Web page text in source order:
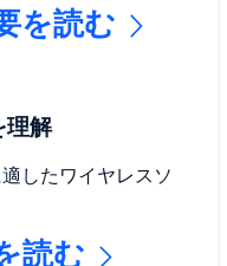
を読む
理解
したワイヤレスソ
読む